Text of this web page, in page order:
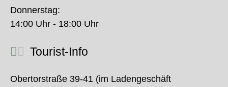
Donnerstag:
14:00 Uhr - 18:00 Uhr
Tourist-Info
Obertorstraße 39-41 (im Ladengeschäft